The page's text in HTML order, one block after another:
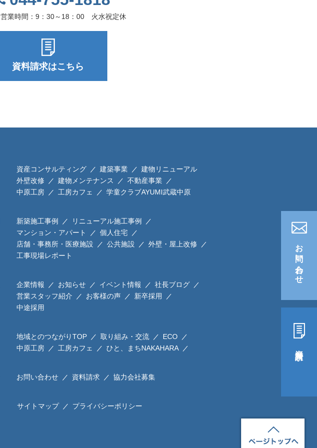
お問い合わせ
営業時間：9：30～18：00 火水祝定休
資料請求はこちら
資産コンサルティング 建築事業
建物リニューアル
外壁改修
建物メンテナンス
不動産事業
中原工房
工房カフェ 学童クラブAYUMI武蔵中原
新築施工事例
リニューアル施工事例
マンション・アパート
個人住宅
店舗・事務所・医療施設
公共施設
外壁・屋上改修
工事現場レポート
企業情報 お知らせ イベント情報
社長ブログ
営業スタッフ紹介
お客様の声
新卒採用
中途採用
地域とのつながりTOP 取り組み・交流
ECO
中原工房
工房カフェ ひと、まちNAKAHARA
お問い合わせ 資料請求 協力会社募集
サイトマップ プライバシーポリシー